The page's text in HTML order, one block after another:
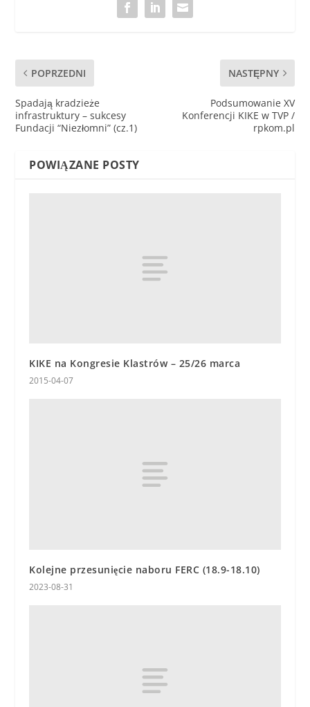
POPRZEDNI
Spadają kradzieże
infrastruktury – sukcesy
Fundacji “Niezłomni” (cz.1)
NASTĘPNY
Podsumowanie XV
Konferencji KIKE w TVP /
rpkom.pl
POWIĄZANE POSTY
KIKE na Kongresie Klastrów – 25/26 marca
2015-04-07
Kolejne przesunięcie naboru FERC (18.9-18.10)
2023-08-31